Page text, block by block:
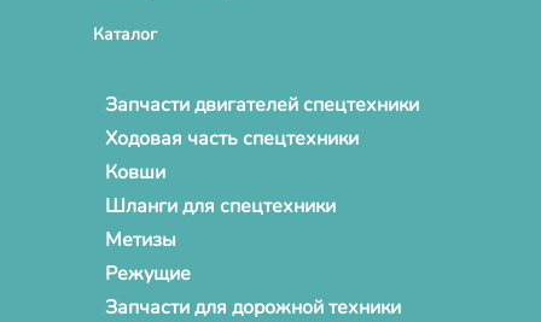
Каталог
Запчасти двигателей спецтехники
Ходовая часть спецтехники
Ковши
Шланги для спецтехники
Метизы
Режущие
Запчасти для дорожной техники